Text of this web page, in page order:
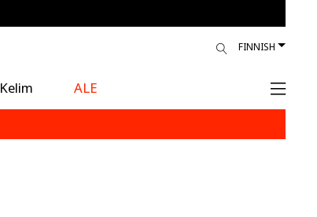
FINNISH
Kelim
ALE